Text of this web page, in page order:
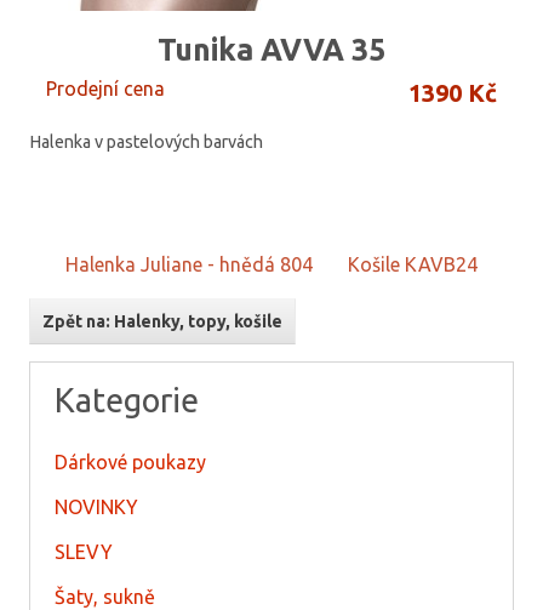
Tunika AVVA 35
Prodejní cena 1390 Kč
Halenka v pastelových barvách
Košile KAVB24
Halenka Juliane - hnědá 804
Zpět na: Halenky, topy, košile
Kategorie
Dárkové poukazy
NOVINKY
SLEVY
Šaty, sukně